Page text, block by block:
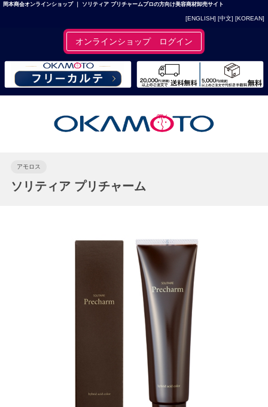
岡本商会オンラインショップ ｜ ソリティア プリチャームプロの方向け美容商材卸売サイト
[ENGLISH] [中文] [KOREAN]
オンラインショップ ログイン
アモロス
ソリティア プリチャーム